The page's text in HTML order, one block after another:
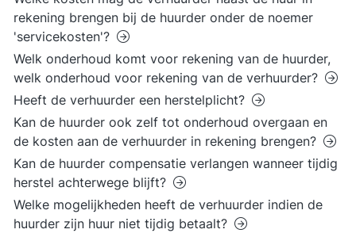
rekening brengen bij de huurder onder de noemer
'servicekosten'?
Welk onderhoud komt voor rekening van de huurder,
welk onderhoud voor rekening van de verhuurder?
Heeft de verhuurder een herstelplicht?
Kan de huurder ook zelf tot onderhoud overgaan en
de kosten aan de verhuurder in rekening brengen?
Kan de huurder compensatie verlangen wanneer tijdig
herstel achterwege blijft?
Welke mogelijkheden heeft de verhuurder indien de
huurder zijn huur niet tijdig betaalt?